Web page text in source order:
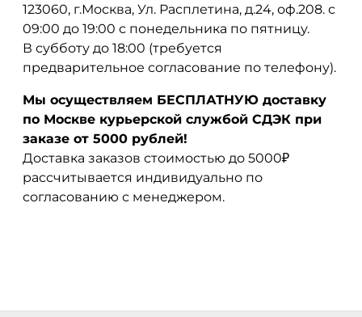
123060, г.Москва, Ул. Расплетина, д.24, оф.208. с
09:00 до 19:00 с понедельника по пятницу.
В субботу до 18:00 (требуется
предварительное согласование по телефону).
Мы осуществляем БЕСПЛАТНУЮ доставку
по Москве курьерской службой СДЭК при
заказе от 5000 рублей!
Доставка заказов стоимостью до 5000₽
рассчитывается индивидуально по
согласованию с менеджером.